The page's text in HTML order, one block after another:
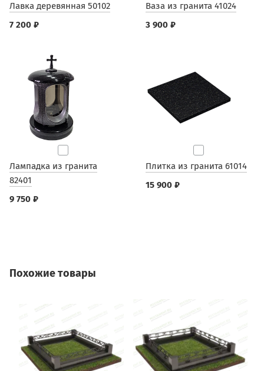
Лавка деревянная 50102
7 200 ₽
Ваза из гранита 41024
3 900 ₽
Лампадка из гранита
82401
9 750 ₽
Плитка из гранита 61014
15 900 ₽
Похожие товары